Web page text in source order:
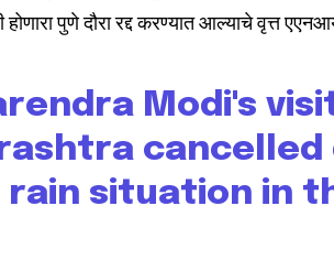
होणारा पुणे दौरा रद्द करण्यात आल्याचे वृत्त
Modi's
cancelled
rain situation in